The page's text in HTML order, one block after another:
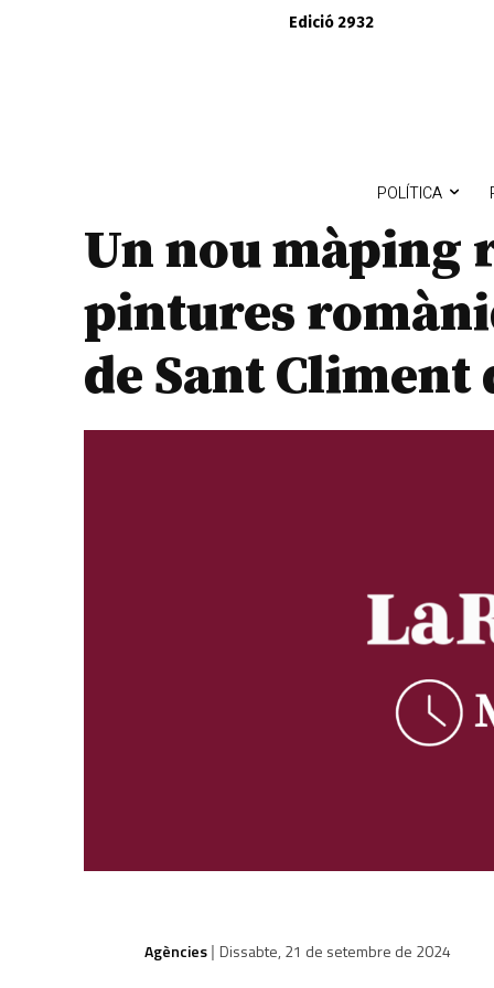
Edició 2932
POLÍTICA
Un nou màping
pintures
de Sant Climent
Agències | Dissabte, 21 de setembre de 2024